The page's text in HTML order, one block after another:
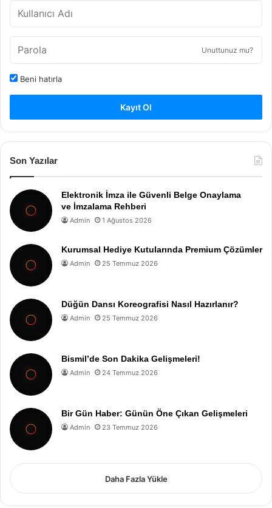
Unuttunuz mu?
Beni hatırla
Kayıt Ol
Son Yazılar
Elektronik İmza ile Güvenli Belge Onaylama
ve İmzalama Rehberi
Admin 1 Ağustos 2026
Kurumsal Hediye Kutularında Premium Çözümler
Admin 25 Temmuz 2026
Düğün Dansı Koreografisi Nasıl Hazırlanır?
Admin 25 Temmuz 2026
Bismil’de Son Dakika Gelişmeleri!
Admin 24 Temmuz 2026
Bir Gün Haber: Günün Öne Çıkan Gelişmeleri
Admin 23 Temmuz 2026
Daha Fazla Yükle